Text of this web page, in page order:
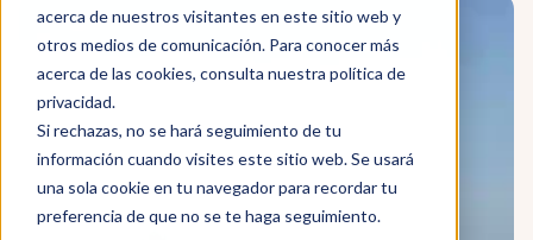
acerca de nuestros visitantes en este sitio web y
otros medios de comunicación. Para conocer más
acerca de las cookies, consulta nuestra política de
privacidad.
Si rechazas, no se hará seguimiento de tu
información cuando visites este sitio web. Se usará
una sola cookie en tu navegador para recordar tu
preferencia de que no se te haga seguimiento.